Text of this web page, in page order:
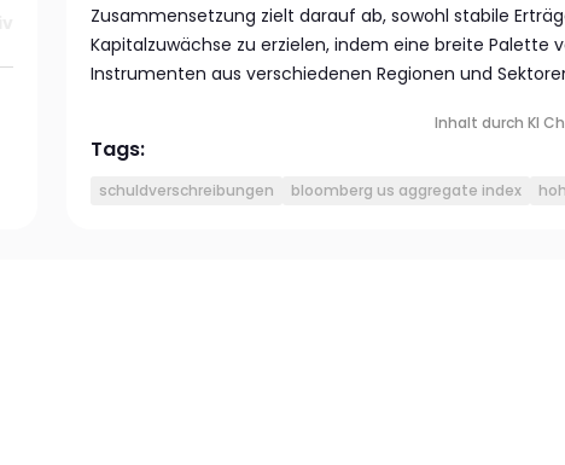
Zusammensetzung zielt darauf ab, sowohl stabile
Kapitalzuwächse zu erzielen, indem eine breite Palette
Instrumenten aus verschiedenen Regionen und
Inhalt durch KI
Tags:
schuldverschreibungen bloomberg us aggregate index